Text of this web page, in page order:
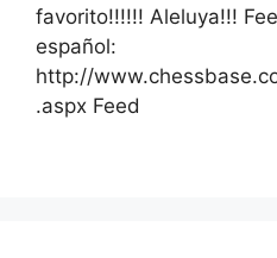
favorito!!!!!! Aleluya!!!
español:
http://
.aspx Feed